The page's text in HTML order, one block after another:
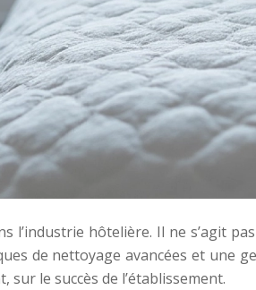
l’industrie hôtelière. Il ne s’agit
de nettoyage avancées et
le succès de l’établissement.